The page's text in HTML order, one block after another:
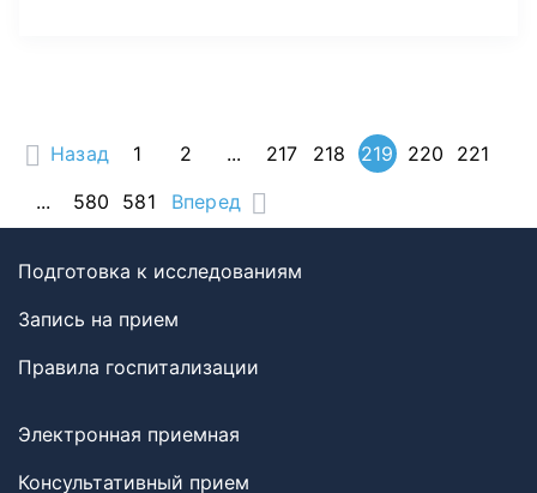
Назад 1 2 ... 217 218 219 220
221
...
580 581 Вперед
Подготовка к исследованиям
Запись на прием
Правила госпитализации
Электронная приемная
Консультативный прием